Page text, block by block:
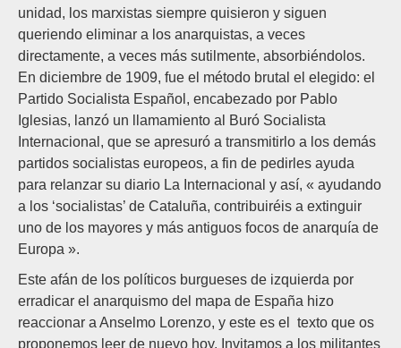
unidad, los marxistas siempre quisieron y siguen
queriendo eliminar a los anarquistas, a veces
directamente, a veces más sutilmente, absorbiéndolos.
En diciembre de 1909, fue el método brutal el elegido: el
Partido Socialista Español, encabezado por Pablo
Iglesias, lanzó un llamamiento al Buró Socialista
Internacional, que se apresuró a transmitirlo a los demás
partidos socialistas europeos, a fin de pedirles ayuda
para relanzar su diario La Internacional y así, « ayudando
a los ‘socialistas’ de Cataluña, contribuiréis a extinguir
uno de los mayores y más antiguos focos de anarquía de
Europa ».
Este afán de los políticos burgueses de izquierda por
erradicar el anarquismo del mapa de España hizo
reaccionar a Anselmo Lorenzo, y este es el texto que os
proponemos leer de nuevo hoy. Invitamos a los militantes